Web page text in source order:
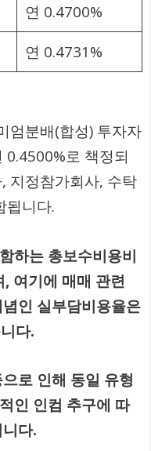
연 0.4700%
연 0.4731%
엄분배(합성) 투자자
로 책정되
지정참가회사, 수탁
됩니다.
하는 총보수비용비
여기에 매매 관련
인 실부담비용율은
다.
로 인해 동일 유형
인 인컴 추구에 따
다.